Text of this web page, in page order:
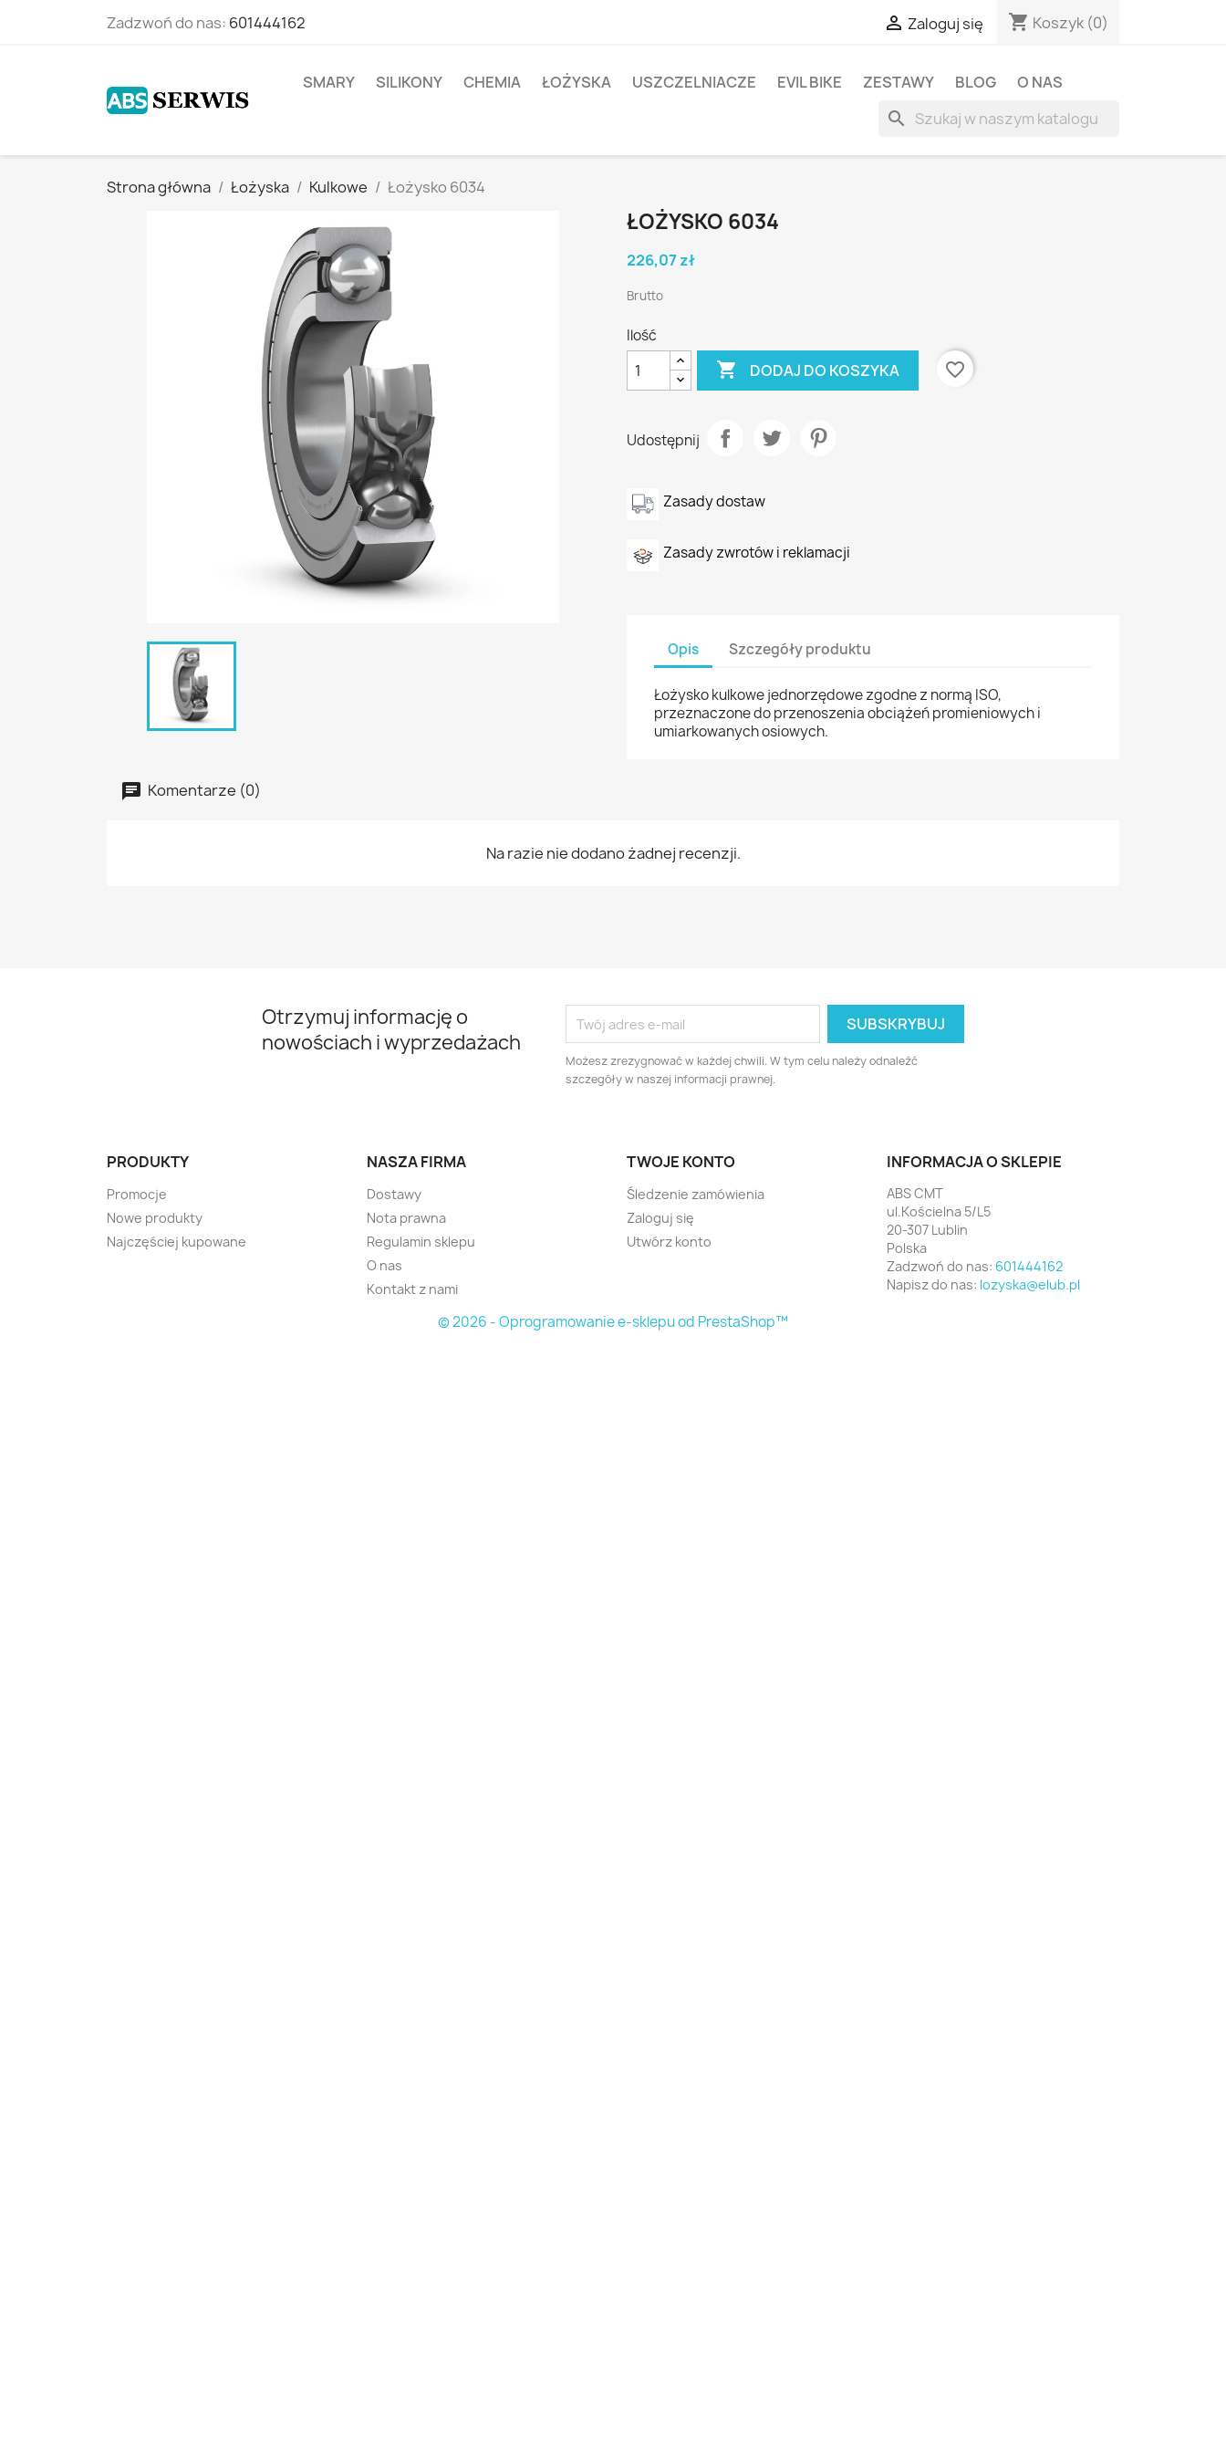
Zadzwoń do nas: 601444162  Zaloguj się shopping_cart Koszyk (0)
SMARY SILIKONY CHEMIA ŁOŻYSKA USZCZELNIACZE EVIL BIKE ZESTAWY BLOG O NAS
search
Strona główna Łożyska Kulkowe Łożysko 6034
ŁOŻYSKO 6034
226,07 zł
Brutto
Ilość
 DODAJ DO KOSZYKA favorite_border
Udostępnij
Zasady dostaw
Zasady zwrotów i reklamacji
Opis Szczegóły produktu
Łożysko kulkowe jednorzędowe zgodne z normą ISO,
przeznaczone do przenoszenia obciążeń promieniowych i
umiarkowanych osiowych.
Komentarze (0)
Na razie nie dodano żadnej recenzji.
Otrzymuj informację o
nowościach i wyprzedażach
Możesz zrezygnować w każdej chwili. W tym celu należy odnaleźć
szczegóły w naszej informacji prawnej.
PRODUKTY
Promocje
Nowe produkty
Najczęściej kupowane
NASZA FIRMA
Dostawy
Nota prawna
Regulamin sklepu
O nas
Kontakt z nami
TWOJE KONTO
Śledzenie zamówienia
Zaloguj się
Utwórz konto
INFORMACJA O SKLEPIE
ABS CMT
ul.Kościelna 5/L5
20-307 Lublin
Polska
Zadzwoń do nas: 601444162
Napisz do nas: lozyska@elub.pl
© 2026 - Oprogramowanie e-sklepu od PrestaShop™